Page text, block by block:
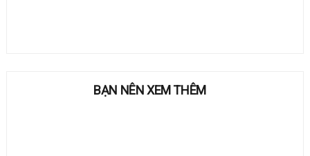
BẠN NÊN XEM THÊM